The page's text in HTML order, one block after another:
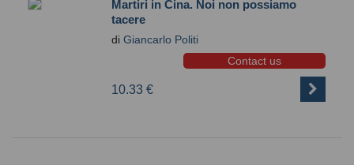
Martiri in Cina. Noi non possiamo
tacere
di Giancarlo Politi
Contact us
10.33 €